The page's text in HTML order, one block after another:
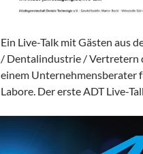
Ein Live-Talk mit Gästen aus
/ Dentalindustrie / Vertretern
einem Unternehmensberater
Labore. Der erste ADT Live-